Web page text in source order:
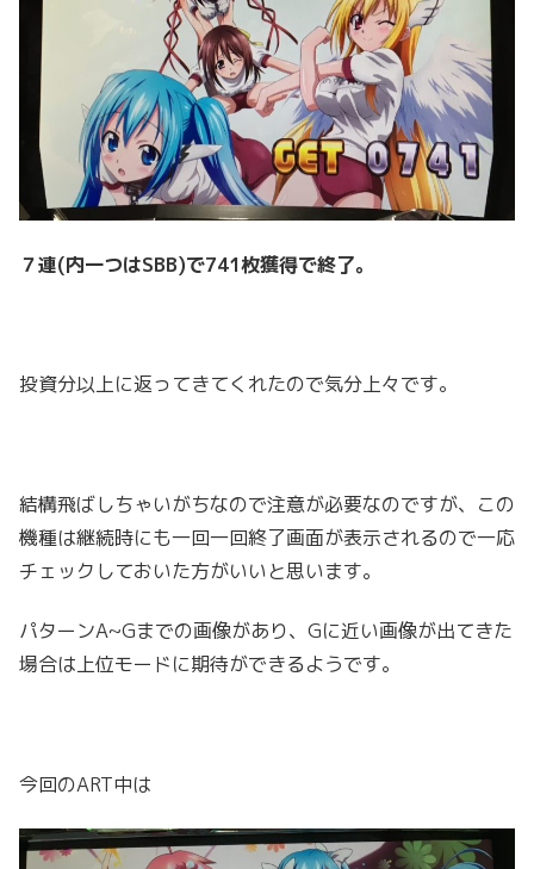
７連(内一つはSBB)で741枚獲得で終了。
投資分以上に返ってきてくれたので気分上々です。
結構飛ばしちゃいがちなので注意が必要なのですが、この
機種は継続時にも一回一回終了画面が表示されるので一応
チェックしておいた方がいいと思います。
パターンA~Gまでの画像があり、Gに近い画像が出てきた
場合は上位モードに期待ができるようです。
今回のART中は